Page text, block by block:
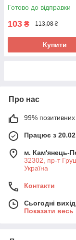
Готово до відправки
103 ₴ 113,08 ₴
Купити
Про нас
99% позитивних
Працює з
м. Кам'янець-
32302, пр-т
Україна
Контакти
Сьогодні
Показати весь